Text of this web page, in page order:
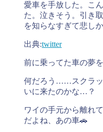
愛車を手放した。こ
た。泣きそう。引き
を知らなすぎて悲し
出典:twitter
前に乗ってた車の夢
何だろう……スクラッ
いに来たのかな…？
ワイの手元から離れ
だよね、あの車🚗